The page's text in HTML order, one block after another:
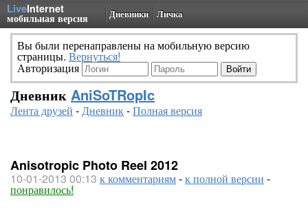
LiveInternet
мобильная версия Дневники Личка
Вы были перенаправлены на мобильную версию
страницы. Вернуться!
Авторизация
Дневник AniSoTRopIc
Лента друзей -Дневник-Полная версия
Anisotropic Photo Reel 2012
10-01-2013 00:13 к комментариям-к полной версии -
понравилось!